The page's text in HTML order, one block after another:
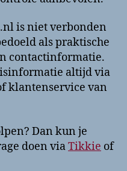
is niet verbonden
als praktische
contactinformatie.
altijd via
klantenservice van
Dan kun je
doen viaTikkie of